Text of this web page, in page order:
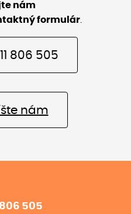
nám
formulár.
806 505
nám
806 505